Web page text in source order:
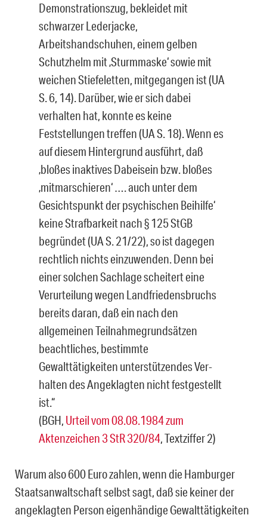
Demonstrationszug, bekleidet mit
schwarzer Lederjacke,
Arbeitshandschuhen, einem gelben
Schutzhelm mit ‚Sturmmaske‘ so­wie mit
weichen Stiefeletten, mitgegangen ist (UA
S. 6, 14). Darüber, wie er sich dabei
verhalten hat, konnte es keine
Feststellungen treffen (UA S. 18). Wenn es
auf diesem Hintergrund ausführt, daß
‚bloßes inaktives Dabeisein bzw. bloßes
‚mitmarschieren‘ …. auch unter dem
Gesichtspunkt der psychischen Beihilfe‘
keine Strafbarkeit nach § 125 StGB
begründet (UA S. 21/22), so ist dagegen
rechtlich nichts einzuwenden. Denn bei
einer solchen Sachlage scheitert eine
Verurteilung wegen Landfriedensbruchs
bereits daran, daß ein nach den
allgemeinen Teilnah­megrundsätzen
beachtliches, bestimmte
Gewalttätigkeiten unterstützendes Ver­
halten des Angeklagten nicht festgestellt
ist.“
(BGH, Urteil vom 08.08.1984 zum
Aktenzeichen 3 StR 320/84, Textziffer 2)
Warum also 600 Euro zahlen, wenn die Hamburger
Staatsanwaltschaft selbst sagt, daß sie keiner der
angeklagten Person eigenhändige Gewalttätigkeiten